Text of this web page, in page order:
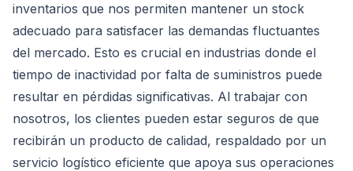
inventarios que nos permiten mantener un stock
adecuado para satisfacer las demandas fluctuantes
del mercado. Esto es crucial en industrias donde el
tiempo de inactividad por falta de suministros puede
resultar en pérdidas significativas. Al trabajar con
nosotros, los clientes pueden estar seguros de que
recibirán un producto de calidad, respaldado por un
servicio logístico eficiente que apoya sus operaciones